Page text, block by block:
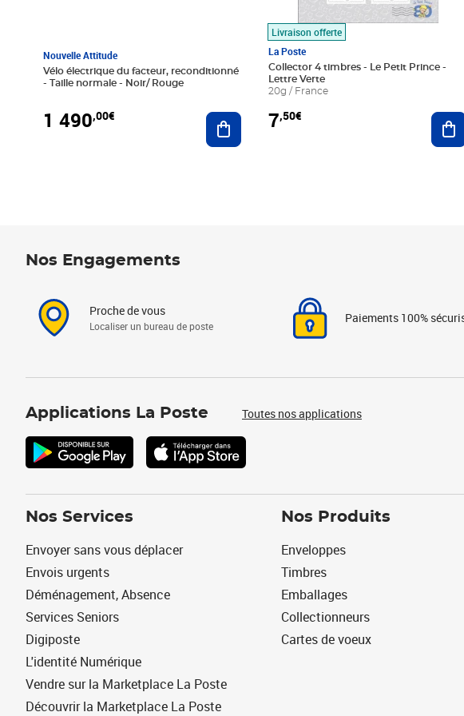
Nouvelle Attitude
Vélo électrique du facteur, reconditionné
- Taille normale - Noir/ Rouge
1 490,00€ Ajouter au panier
Livraison offerte
La Poste
Collector 4 timbres - Le Petit Prince -
Lettre Verte
20g / France
7,50€
Nos Engagements
Proche de vous
Localiser un bureau de poste
Paiements 100%
Applications La Poste Toutes nos applications
Nos Services
Envoyer sans vous déplacer
Envois urgents
Déménagement, Absence
Services Seniors
Digiposte
L'identité Numérique
Vendre sur la Marketplace La Poste
Découvrir la Marketplace La Poste
Nos Produits
Enveloppes
Timbres
Emballages
Collectionneurs
Cartes de voeux